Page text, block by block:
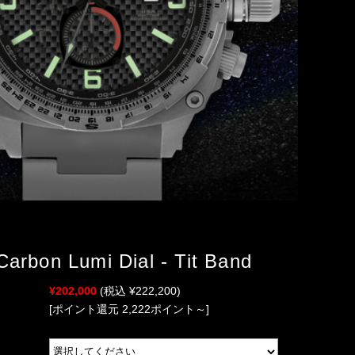
Lumi Dial - Tit Band
¥202,000 (税込 ¥222,200)
[ポイント還元 2,222ポイント～]